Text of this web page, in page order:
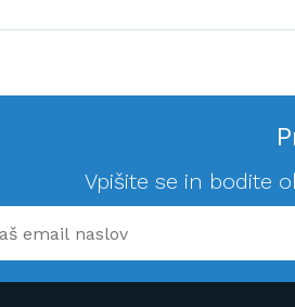
Vpišite se in bodite